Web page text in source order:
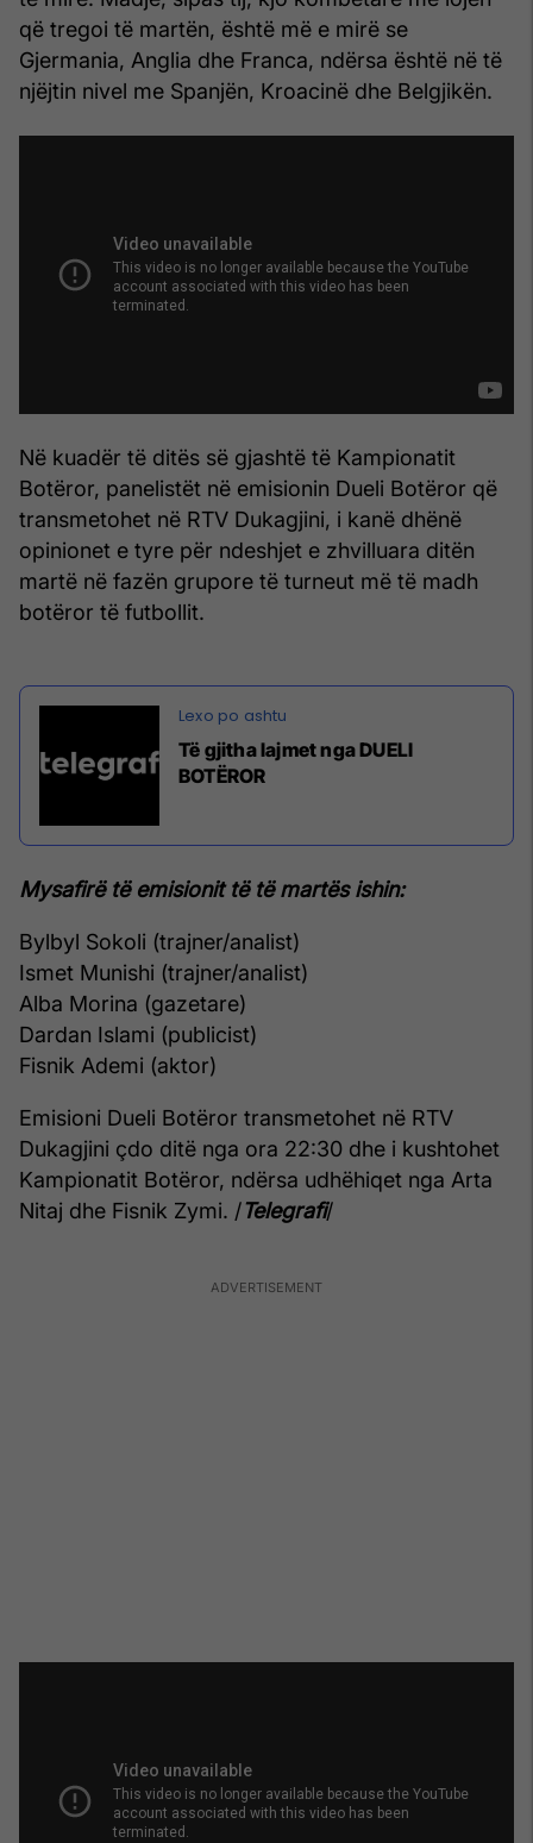
që tregoi të martën, është më e mirë se
Gjermania, Anglia dhe Franca, ndërsa është në të
njëjtin nivel me Spanjën, Kroacinë dhe Belgjikën.
Në kuadër të ditës së gjashtë të Kampionatit
Botëror, panelistët në emisionin Dueli Botëror që
transmetohet në RTV Dukagjini, i kanë dhënë
opinionet e tyre për ndeshjet e zhvilluara ditën
martë në fazën grupore të turneut më të madh
botëror të futbollit.
Të gjitha lajmet nga DUELI
BOTËROR
Mysafirë të emisionit të të martës ishin:
Bylbyl Sokoli (trajner/analist)
Ismet Munishi (trajner/analist)
Alba Morina (gazetare)
Dardan Islami (publicist)
Fisnik Ademi (aktor)
Emisioni Dueli Botëror transmetohet në RTV
Dukagjini çdo ditë nga ora 22:30 dhe i kushtohet
Kampionatit Botëror, ndërsa udhëhiqet nga Arta
Nitaj dhe Fisnik Zymi. /Telegrafi/